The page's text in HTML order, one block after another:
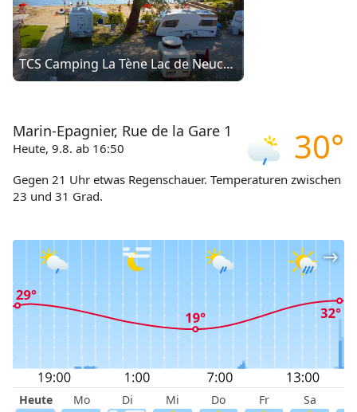
TCS Camping La Tène Lac de Neuchâtel
30°
Marin-Epagnier, Rue de la Gare 1
Heute, 9.8. ab 16:50
Gegen 21 Uhr etwas Regenschauer. Temperaturen zwischen
23 und 31 Grad.
Heute Mo Di Mi Do Fr Sa